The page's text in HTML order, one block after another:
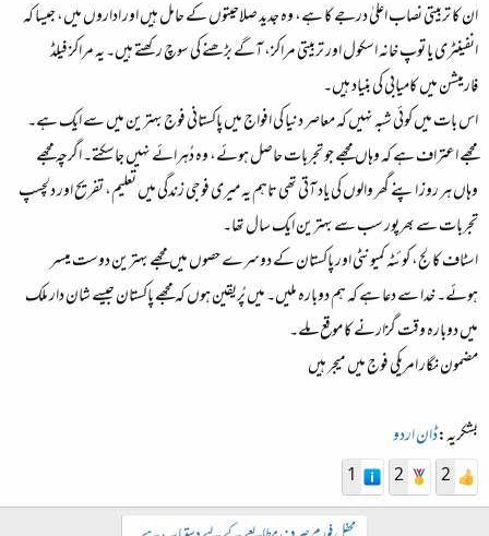
ان کا تربیتی نصاب اعلیٰ درجے کا ہے، وہ جدید صلاحیتوں کے حامل ہیں اور اداروں میں، جیسا کہ
انفینٹری یا توپ خانہ اسکول اور تربیتی مراکز، آگے بڑھنے کی سوچ رکھتے ہیں۔ یہ مراکز فیلڈ
فارمیشن میں کامیابی کی بنیاد ہیں۔​
اس بات میں کوئی شبہ نہیں کہ معاصر دنیا کی افواج میں پاکستانی فوج بہترین میں سے ایک ہے۔​
مجھے اعتراف ہے کہ وہاں مجھے جو تجربات حاصل ہوئے، وہ دُہرائے نہیں جاسکتے۔ اگرچہ مجھے
وہاں ہر روز اپنے گھر والوں کی یاد آتی تھی تاہم یہ میری فوجی زندگی میں تعلیم، تفریح اور دلچسپ
تجربات سے بھرپور سب سے بہترین ایک سال تھا۔​
اسٹاف کالج، کوئٹہ کمیونٹی اور پاکستان کے دوسرے حصوں میں مجھے بہترین دوست میسر
ہوئے۔ خدا سے دعا ہے کہ ہم دوبارہ ملیں۔ میں پُریقین ہوں کہ مجھے پاکستان جیسے شان دار ملک
میں دوبارہ وقت گزارنے کا موقع ملے۔​
مضمون نگار امریکی فوج میں میجر ہیں​
بشکریہ:ڈان اردو
2
2
1